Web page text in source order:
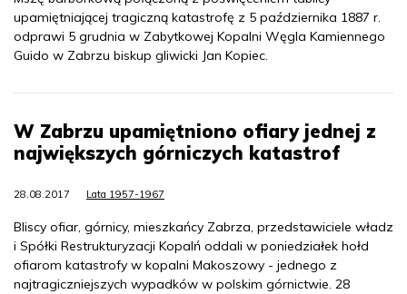
upamiętniającej tragiczną katastrofę z 5 października 1887 r.
odprawi 5 grudnia w Zabytkowej Kopalni Węgla Kamiennego
Guido w Zabrzu biskup gliwicki Jan Kopiec.
W Zabrzu upamiętniono ofiary jednej z
największych górniczych katastrof
28.08.2017 Lata 1957-1967
Bliscy ofiar, górnicy, mieszkańcy Zabrza, przedstawiciele władz
i Spółki Restrukturyzacji Kopalń oddali w poniedziałek hołd
ofiarom katastrofy w kopalni Makoszowy - jednego z
najtragiczniejszych wypadków w polskim górnictwie. 28